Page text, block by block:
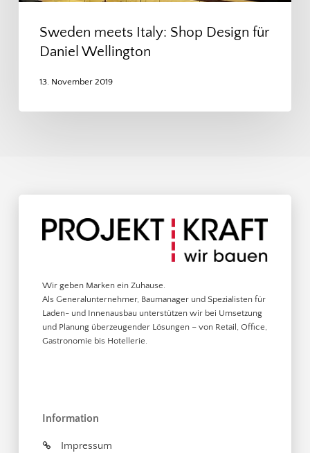
Sweden meets Italy: Shop Design für
Daniel Wellington
13. November 2019
Wir geben Marken ein Zuhause.
Als Generalunternehmer, Baumanager und Spezialisten für
Laden- und Innenausbau unterstützen wir bei Umsetzung
und Planung überzeugender Lösungen – von Retail, Office,
Gastronomie bis Hotellerie.
Information
Impressum